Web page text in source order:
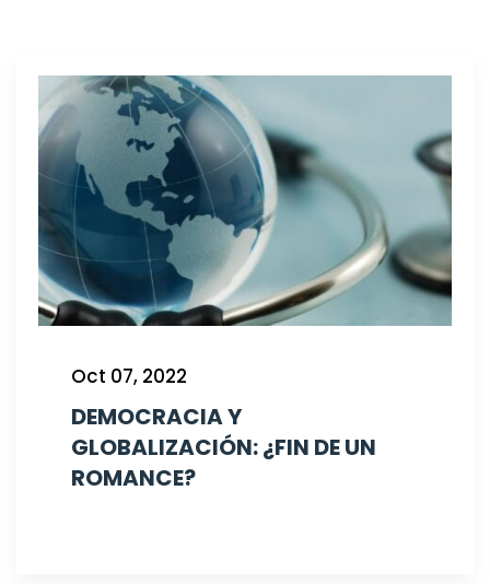
Oct 07, 2022
DEMOCRACIA Y
GLOBALIZACIÓN: ¿FIN DE UN
ROMANCE?